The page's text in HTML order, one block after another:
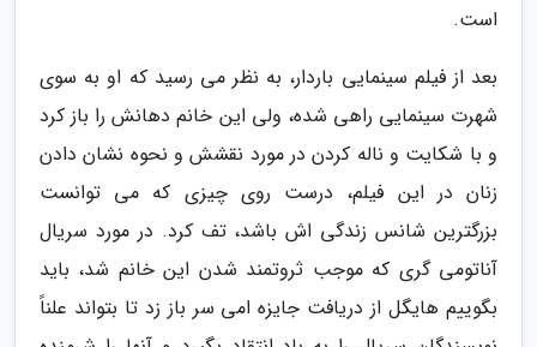
است.
بعد از فیلم سینمایی باردار، به نظر می رسید که او به سوی
شهرت سینمایی راهی شده، ولی این خانم دهانش را باز کرد
و با شکایت و ناله کردن در مورد نقشش و نحوه نشان دادن
زنان در این فیلم، درست روی چیزی که می توانست
بزرگترین شانس زندگی اش باشد، تف کرد. در مورد سریال
آناتومی گری که موجب ثروتمند شدن این خانم شد، باید
بگوییم هایگل از دریافت جایزه امی سر باز زد تا بتواند علناً